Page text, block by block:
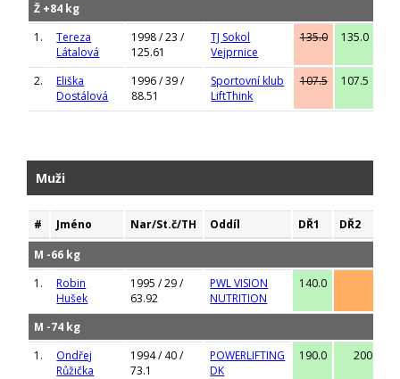
Ž +84 kg
1.
Tereza
Látalová
1998 / 23 /
125.61
TJ Sokol
Vejprnice
135.0 135.0
2.
Eliška
Dostálová
1996 / 39 /
88.51
Sportovní klub
LiftThink
107.5 107.5
Muži
# Jméno Nar/St.č/TH Oddíl DŘ1 DŘ2
M -66 kg
1.
Robin
Hušek
1995 / 29 /
63.92
PWL VISION
NUTRITION
140.0
M -74 kg
1.
Ondřej
Růžička
1994 / 40 /
73.1
POWERLIFTING
DK
190.0 200.0